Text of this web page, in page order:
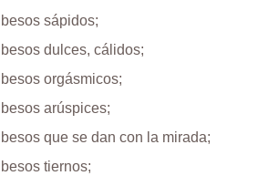
besos sápidos;
besos dulces, cálidos;
besos orgásmicos;
besos arúspices;
besos que se dan con la mirada;
besos tiernos;